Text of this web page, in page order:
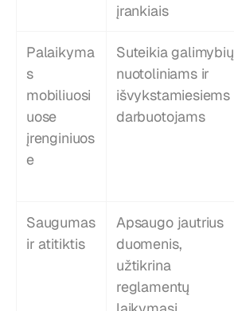
įrankiais
Palaikyma
s
mobiliuosi
uose
įrenginiuos
e
Suteikia galimybių
nuotoliniams ir
išvykstamiesiems
darbuotojams
Saugumas
ir atitiktis
Apsaugo jautrius
duomenis,
užtikrina
reglamentų